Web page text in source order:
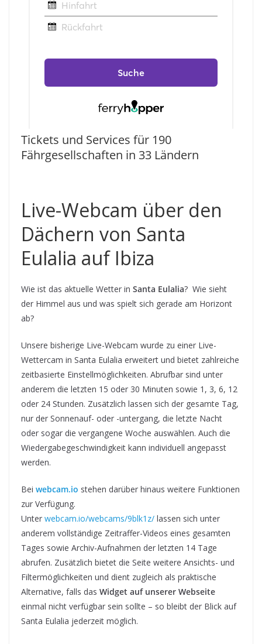
Tickets und Services für 190
Fährgesellschaften in 33 Ländern
Live-Webcam über den
Dächern von Santa
Eulalia auf Ibiza
Wie ist das aktuelle Wetter in Santa Eulalia? Wie sieht
der Himmel aus und was spielt sich gerade am Horizont
ab?
Unsere bisherige Live-Webcam wurde zu einer Live-
Wettercam in Santa Eulalia erweitert und bietet zahlreiche
zeitbasierte Einstellmöglichkeiten. Abrufbar sind unter
anderem die letzten 15 oder 30 Minuten sowie 1, 3, 6, 12
oder 24 Stunden. Zusätzlich lassen sich der gesamte Tag,
nur der Sonnenauf- oder -untergang, die letzte Nacht
oder sogar die vergangene Woche auswählen. Auch die
Wiedergabegeschwindigkeit kann individuell angepasst
werden.
Bei webcam.io stehen darüber hinaus weitere Funktionen
zur Verfügung.
Unter webcam.io/webcams/9blk1z/ lassen sich unter
anderem vollständige Zeitraffer-Videos eines gesamten
Tages sowie Archiv-Aufnahmen der letzten 14 Tage
abrufen. Zusätzlich bietet die Seite weitere Ansichts- und
Filtermöglichkeiten und dient zugleich als praktische
Alternative, falls das Widget auf unserer Webseite
einmal nicht verfügbar sein sollte – so bleibt der Blick auf
Santa Eulalia jederzeit möglich.